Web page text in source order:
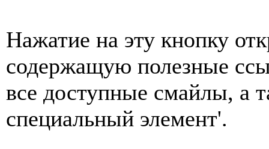
Нажатие на эту кнопку
содержащую полезные
все доступные смайлы, а
специальный элемент'.